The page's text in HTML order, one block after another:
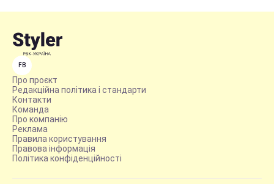
FB
Про проєкт
Редакційна політика і стандарти
Контакти
Команда
Про компанію
Реклама
Правила користування
Правова інформація
Політика конфіденційності